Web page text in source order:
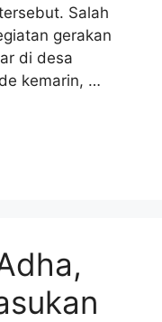
Salah
gerakan
di desa
kemarin, …